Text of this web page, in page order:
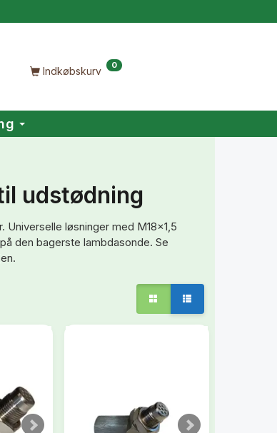
Indkøbskurv 0
udstødning
løsninger med M18x1,5
den bagerste lambdasonde. Se